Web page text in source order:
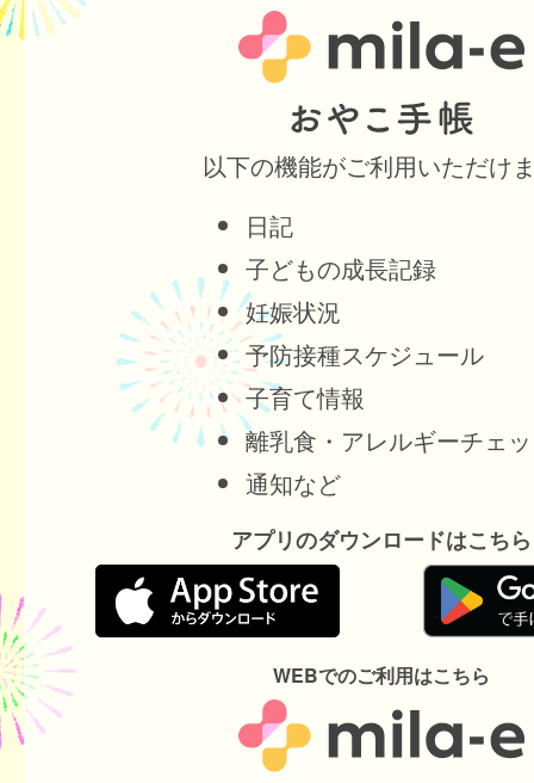
以下の機能がご利用いただけ
日記
子どもの成長記録
妊娠状況
予防接種スケジュール
子育て情報
離乳食・アレルギーチェ
通知など
アプリのダウンロードはこちら
WEBでのご利用はこちら